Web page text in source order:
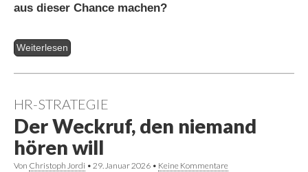
aus dieser Chance machen?
Weiterlesen
HR-STRATEGIE
Der Weckruf, den niemand
hören will
Von Christoph Jordi • 29. Januar 2026 • Keine Kommentare